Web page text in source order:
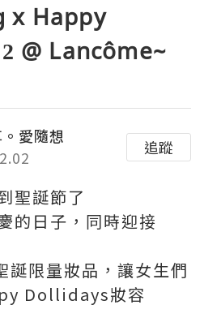
x Happy
@ Lancôme~
愛隨想
追蹤
聖誕節了
的日子，同時迎接
限量妝品，讓女生們
Dollidays妝容